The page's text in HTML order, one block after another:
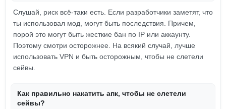
Слушай, риск всё-таки есть. Если разработчики заметят, что
ты использовал мод, могут быть последствия. Причем,
порой это могут быть жесткие бан по IP или аккаунту.
Поэтому смотри осторожнее. На всякий случай, лучше
использовать VPN и быть осторожным, чтобы не слетели
сейвы.
Как правильно накатить апк, чтобы не слетели
сейвы?